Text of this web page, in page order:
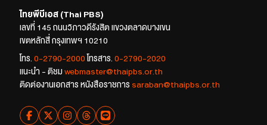
ไทยพีบีเอส (Thai PBS)
เลขที่ 145 ถนนวิภาวดีรังสิต แขวงตลาดบางเขน
เขตหลักสี่ กรุงเทพฯ 10210
โทร. 0-2790-2000 โทรสาร. 0-2790-2020
แนะนำ - ติชม webmaster@thaipbs.or.th
ติดต่องานเอกสาร หนังสือราชการ saraban@thaipbs.or.th